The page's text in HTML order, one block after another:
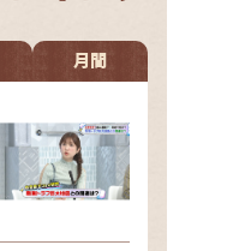
ぎるTV
けど・・・
バラエティ！
って真剣です
ープ
月間